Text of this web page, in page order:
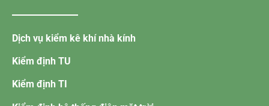
Dịch vụ kiểm kê khí nhà kính
Kiểm định TU
Kiểm định TI